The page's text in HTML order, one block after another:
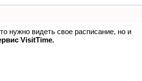
нужно видеть свое расписание, но и
VisitTime.